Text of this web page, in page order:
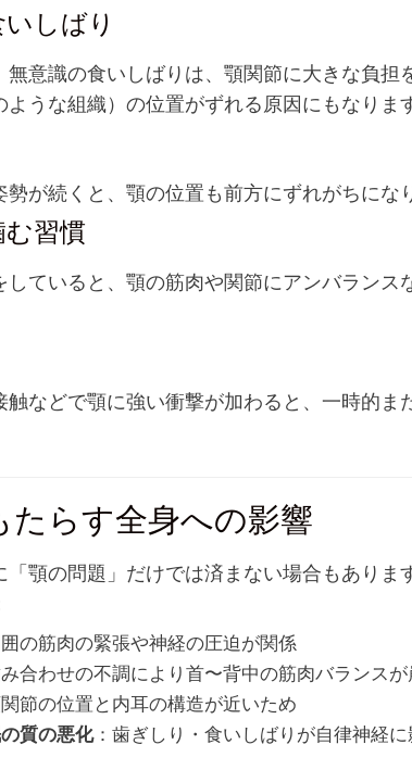
しばり
意識の食いしばりは、顎関節に大きな負
ような組織）の位置がずれる原因にもなります
が続くと、顎の位置も前方にずれがちにな
習慣
していると、顎の筋肉や関節にアンバラン
などで顎に強い衝撃が加わると、一時的ま
らす全身への影響
顎の問題」だけでは済まない場合もありま
の筋肉の緊張や神経の圧迫が関係
み合わせの不調により首〜背中の筋肉バランス
関節の位置と内耳の構造が近いため
質の悪化：歯ぎしり・食いしばりが自律神経